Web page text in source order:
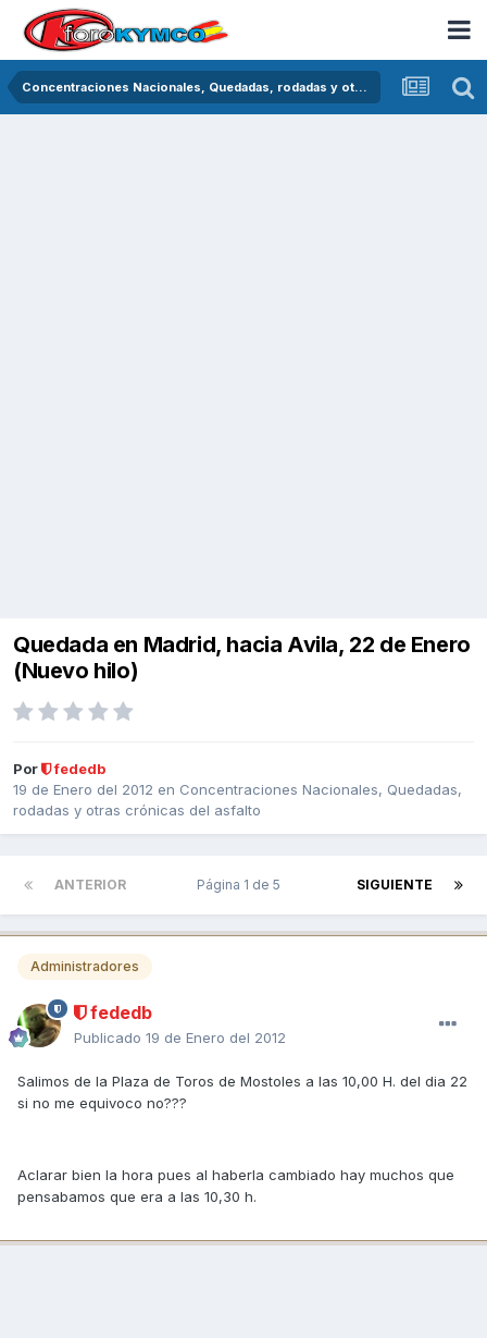
Concentraciones Nacionales, Quedadas, rodadas y otras crónicas del asfalto
Quedada en Madrid, hacia Avila, 22 de Enero
(Nuevo hilo)
Por
fededb
19 de Enero del 2012 en Concentraciones Nacionales, Quedadas,
rodadas y otras crónicas del asfalto
ANTERIOR SIGUIENTE
Página 1 de 5
Administradores
fededb
Publicado 19 de Enero del 2012
Salimos de la Plaza de Toros de Mostoles a las 10,00 H. del dia 22
si no me equivoco no???
Aclarar bien la hora pues al haberla cambiado hay muchos que
pensabamos que era a las 10,30 h.